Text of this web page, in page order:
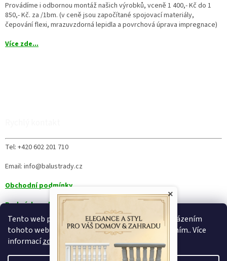
Tento web používá soubory cookie. Dalším procházením
tohoto webu vyjadřujete souhlas s jejich používáním.. Více
informacízde
Provádíme i odbornou montáž našich výrobků, vceně 1 400,- Kč do 1
850,- Kč. za /1bm. (v ceně jsou započítané spojovací materiály,
čepování flexi, mrazuvzdorná lepidla a povrchová úprava impregnace)
Více zde...
Tel: +420 602 201 710
Email: info@balustrady.cz
Obchodní podmínky
Podmínky ochrany osobních údajů
×